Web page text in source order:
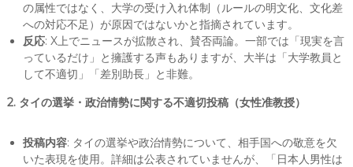
の属性ではなく、大学の受け入れ体制（ルールの明文化、文化差
への対応不足）が原因ではないかと指摘されています。
反応: X上でニュースが拡散され、賛否両論。一部では「現実を言
っているだけ」と擁護する声もありますが、大半は「大学教員と
して不適切」「差別助長」と非難。
2. タイの選挙・政治情勢に関する不適切投稿（女性准教授）
投稿内容: タイの選挙や政治情勢について、相手国への敬意を欠
いた表現を使用。詳細は公表されていませんが、「日本人男性は